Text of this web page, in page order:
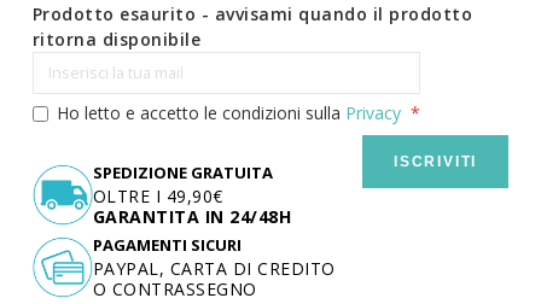
Prodotto esaurito - avvisami quando il prodotto
ritorna disponibile
Ho letto e accetto le condizioni sulla Privacy
ISCRIVITI
SPEDIZIONE GRATUITA
OLTRE I 49,90€
GARANTITA IN 24/48H
PAGAMENTI SICURI
PAYPAL, CARTA DI CREDITO
O CONTRASSEGNO